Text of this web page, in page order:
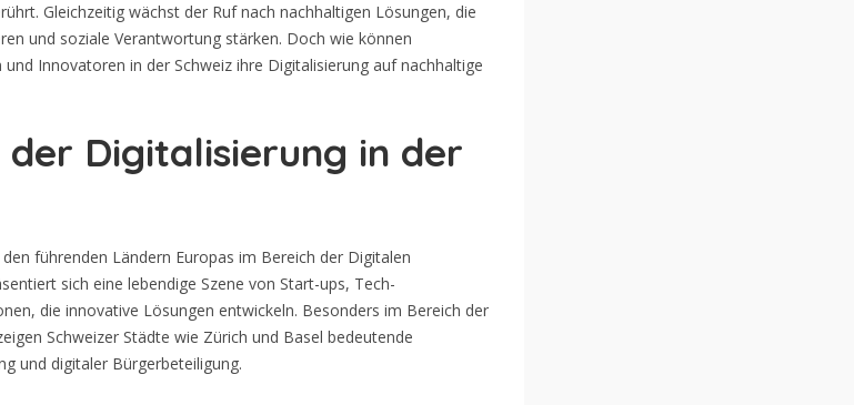
Gleichzeitig wächst der Ruf nach nachhaltigen Lösungen, die
und soziale Verantwortung stärken. Doch wie können
Innovatoren in der Schweiz ihre Digitalisierung auf nachhaltige
Digitalisierung in der
führenden Ländern Europas im Bereich der Digitalen
sich eine lebendige Szene von Start-ups, Tech-
die innovative Lösungen entwickeln. Besonders im Bereich der
Schweizer Städte wie Zürich und Basel bedeutende
und digitaler Bürgerbeteiligung.